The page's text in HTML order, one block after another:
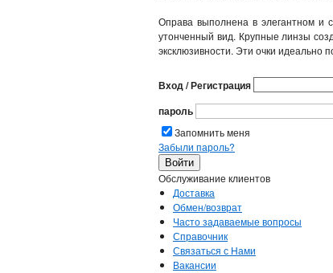
Оправа выполнена в элегантном и
утонченный вид. Крупные линзы
эксклюзивности. Эти очки идеально
Вход / Регистрация
пароль
Запомнить меня
Забыли пароль?
Обслуживание клиентов
Доставка
Обмен/возврат
Часто задаваемые вопросы
Справочник
Связаться с Нами
Вакансии